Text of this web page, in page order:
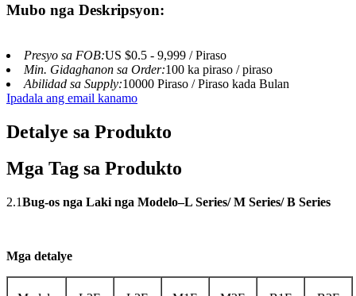
Mubo nga Deskripsyon:
Presyo sa FOB:US $0.5 - 9,999 / Piraso
Min. Gidaghanon sa Order:100 ka piraso / piraso
Abilidad sa Supply:10000 Piraso / Piraso kada Bulan
Ipadala ang email kanamo
Detalye sa Produkto
Mga Tag sa Produkto
2.1Bug-os nga Laki nga Modelo–L Series/ M Series/ B Series
Mga detalye